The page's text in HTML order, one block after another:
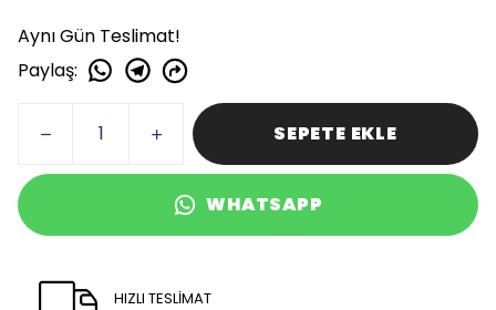
Aynı Gün Teslimat!
Paylaş:
SEPETE EKLE
WHATSAPP
HIZLI TESLİMAT